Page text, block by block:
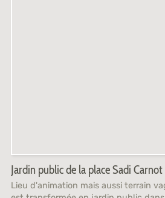
Jardin public de la place Sadi Carnot
Lieu d'animation mais aussi terrain